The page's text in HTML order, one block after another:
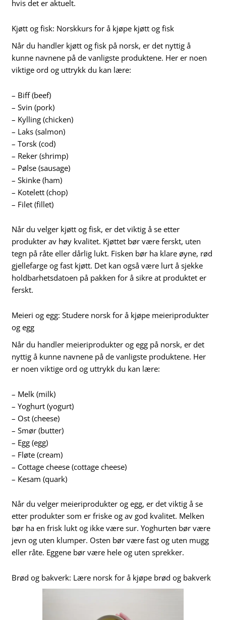
hvis det er aktuelt.
Kjøtt og fisk: Norskkurs for å kjøpe kjøtt og fisk
Når du handler kjøtt og fisk på norsk, er det nyttig å
kunne navnene på de vanligste produktene. Her er noen
viktige ord og uttrykk du kan lære:
– Biff (beef)
– Svin (pork)
– Kylling (chicken)
– Laks (salmon)
– Torsk (cod)
– Reker (shrimp)
– Pølse (sausage)
– Skinke (ham)
– Kotelett (chop)
– Filet (fillet)
Når du velger kjøtt og fisk, er det viktig å se etter
produkter av høy kvalitet. Kjøttet bør være ferskt, uten
tegn på råte eller dårlig lukt. Fisken bør ha klare øyne, rød
gjellefarge og fast kjøtt. Det kan også være lurt å sjekke
holdbarhetsdatoen på pakken for å sikre at produktet er
ferskt.
Meieri og egg: Studere norsk for å kjøpe meieriprodukter
og egg
Når du handler meieriprodukter og egg på norsk, er det
nyttig å kunne navnene på de vanligste produktene. Her
er noen viktige ord og uttrykk du kan lære:
– Melk (milk)
– Yoghurt (yogurt)
– Ost (cheese)
– Smør (butter)
– Egg (egg)
– Fløte (cream)
– Cottage cheese (cottage cheese)
– Kesam (quark)
Når du velger meieriprodukter og egg, er det viktig å se
etter produkter som er friske og av god kvalitet. Melken
bør ha en frisk lukt og ikke være sur. Yoghurten bør være
jevn og uten klumper. Osten bør være fast og uten mugg
eller råte. Eggene bør være hele og uten sprekker.
Brød og bakverk: Lære norsk for å kjøpe brød og bakverk